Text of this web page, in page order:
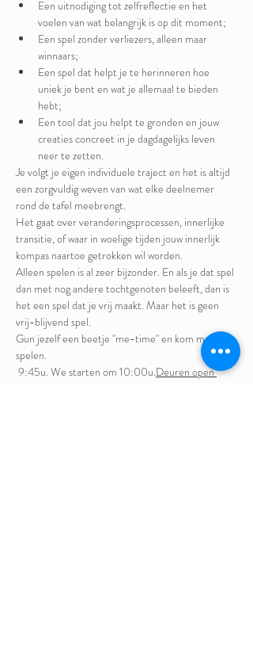
Een uitnodiging tot zelfreflectie en het
voelen van wat belangrijk is op dit moment;
Een spel zonder verliezers, alleen maar
winnaars;
Een spel dat helpt je te herinneren hoe
uniek je bent en wat je allemaal te bieden
hebt;
Een tool dat jou helpt te gronden en jouw
creaties concreet in je dagdagelijks leven
neer te zetten.
Je volgt je eigen individuele traject en het is altijd
een zorgvuldig weven van wat elke deelnemer
rond de tafel meebrengt.
Het gaat over veranderingsprocessen, innerlijke
transitie, of waar in woelige tijden jouw innerlijk
kompas naartoe getrokken wil worden.
Alleen spelen is al zeer bijzonder. En als je dat spel
dan met nog andere tochtgenoten beleeft, dan is
het een spel dat je vrij maakt. Maar het is geen
vrij-blijvend spel.
Gun jezelf een beetje "me-time" en kom met ons
spelen.
9:45u. We starten om 10:00u.Deuren open